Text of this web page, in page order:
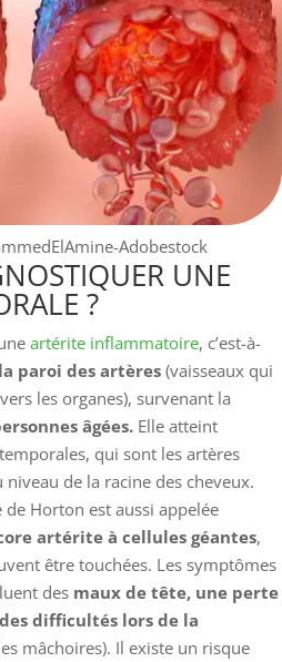
Adobestock
UNE
?
artérite inflammatoire, c’est-à-
paroi des artères (vaisseaux qui
les organes), survenant la
âgées. Elle atteint
qui sont les artères
de la racine des cheveux.
Horton est aussi appelée
artérite à cellules géantes,
être touchées. Les symptômes
des maux de tête, une perte
difficultés lors de la
mâchoires). Il existe un risque